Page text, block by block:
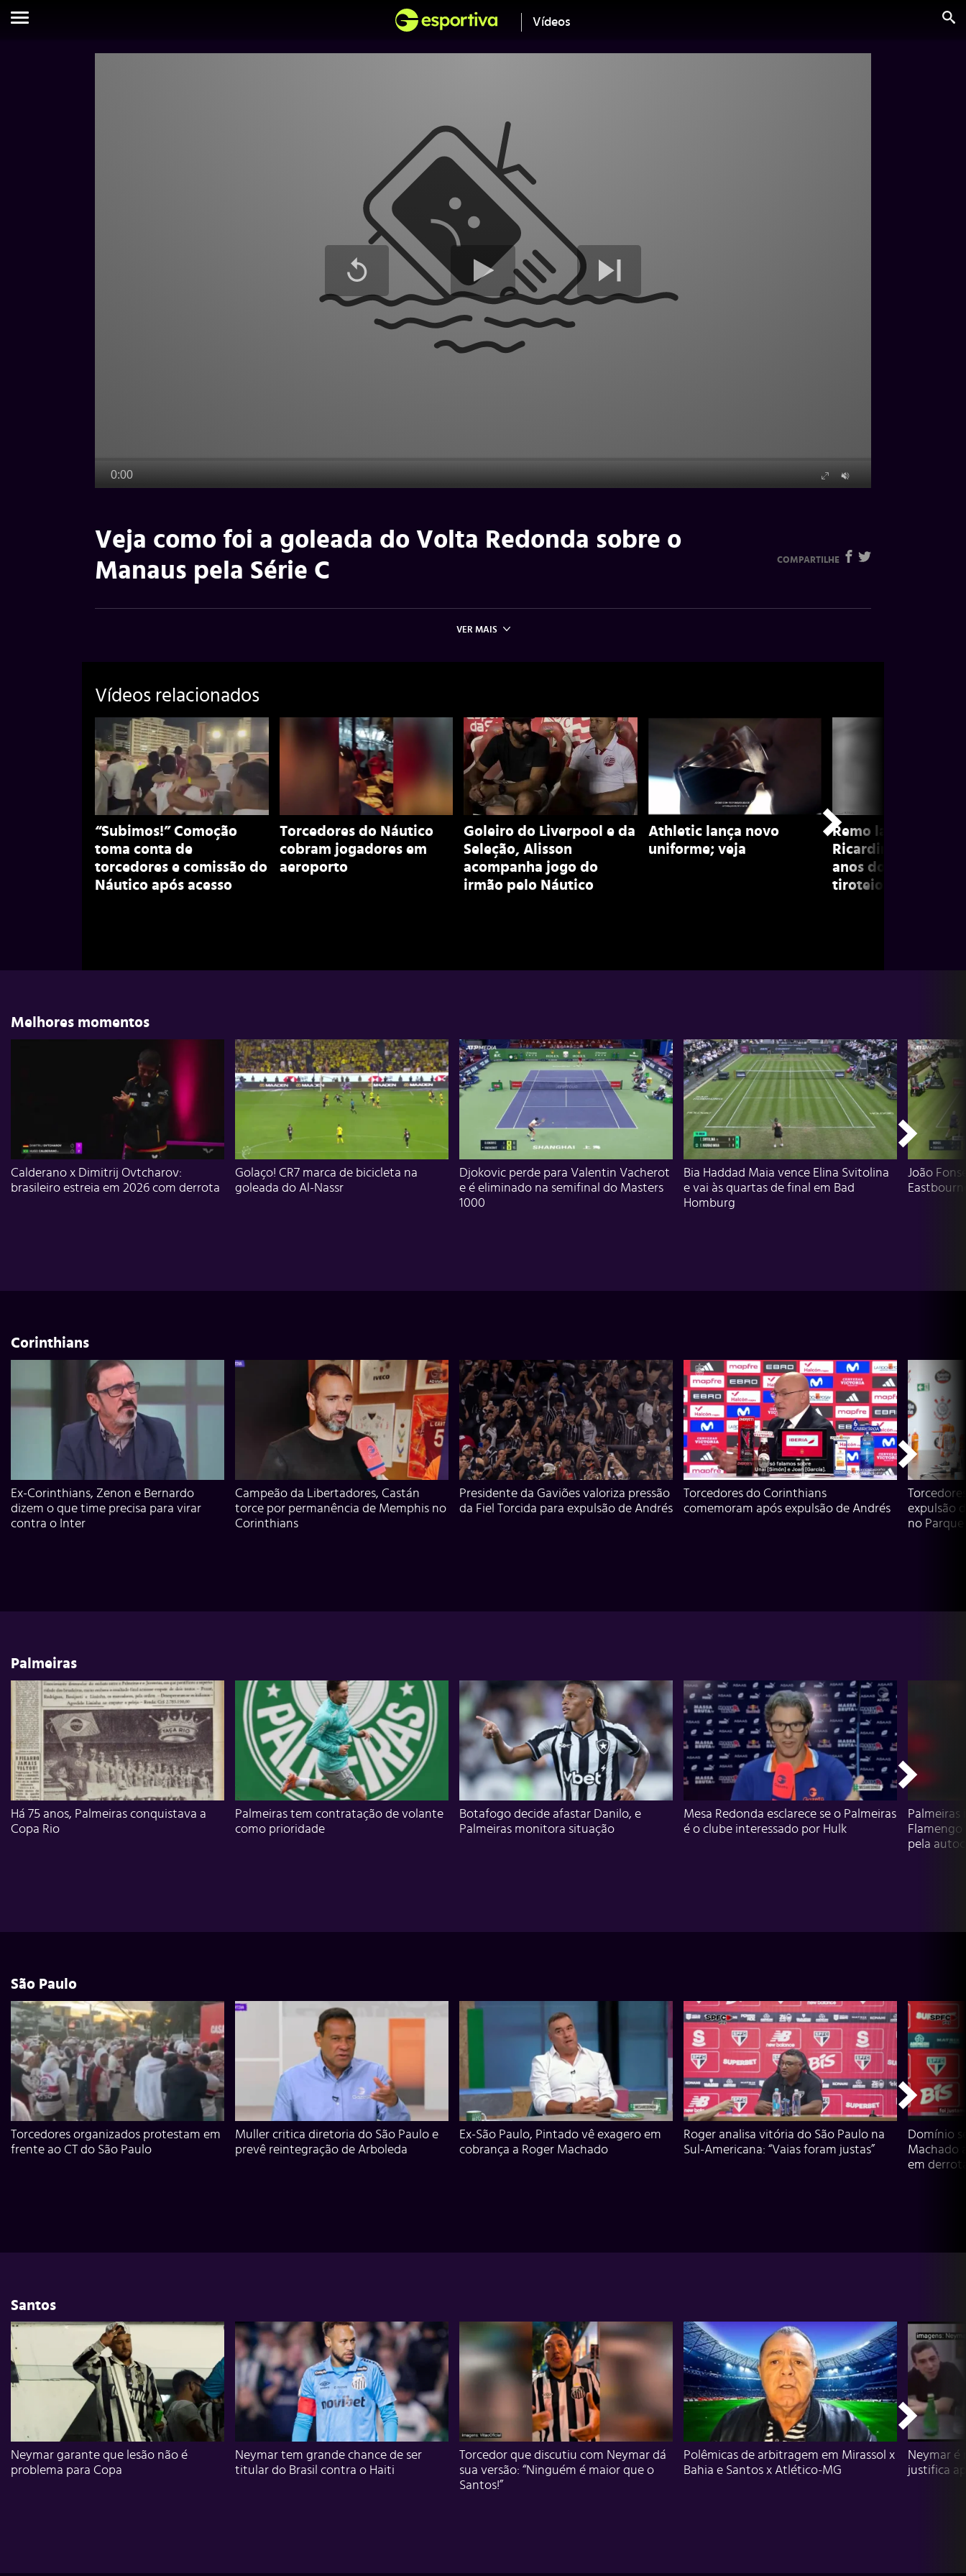
Vídeos
Veja como foi a goleada do Volta Redonda sobre o
Manaus pela Série C
COMPARTILHE
VER MAIS
Vídeos relacionados
“Subimos!” Comoção
toma conta de
torcedores e comissão do
Náutico após acesso
Torcedores do Náutico
cobram jogadores em
aeroporto
Goleiro do Liverpool e da
Seleção, Alisson
acompanha jogo do
irmão pelo Náutico
Athletic lança novo
uniforme; veja
Remo lamenta
Ricardinho, atleta
anos do clube, em
tiroteio; confira!
Melhores momentos
Calderano x Dimitrij Ovtcharov:
brasileiro estreia em 2026 com derrota
Golaço! CR7 marca de bicicleta na
goleada do Al-Nassr
Djokovic perde para Valentin Vacherot
e é eliminado na semifinal do Masters
1000
Bia Haddad Maia vence Elina Svitolina
e vai às quartas de final em Bad
Homburg
João
Corinthians
Ex-Corinthians, Zenon e Bernardo
dizem o que time precisa para virar
contra o Inter
Campeão da Libertadores, Castán
torce por permanência de Memphis no
Corinthians
Presidente da Gaviões valoriza pressão
da Fiel Torcida para expulsão de Andrés
Torcedores do Corinthians
comemoram após expulsão de Andrés
expulsão
no Parque
Palmeiras
Há 75 anos, Palmeiras conquistava a
Copa Rio
Palmeiras tem contratação de volante
como prioridade
Botafogo decide afastar Danilo, e
Palmeiras monitora situação
Mesa Redonda esclarece se o Palmeiras
é o clube interessado por Hulk
Flamengo
pela
São Paulo
Torcedores organizados protestam em
frente ao CT do São Paulo
Muller critica diretoria do São Paulo e
prevê reintegração de Arboleda
Ex-São Paulo, Pintado vê exagero em
cobrança a Roger Machado
Roger analisa vitória do São Paulo na
Sul-Americana: “Vaias foram justas”
Domínio
Machado
em
Santos
Neymar garante que lesão não é
problema para Copa
Neymar tem grande chance de ser
titular do Brasil contra o Haiti
Torcedor que discutiu com Neymar dá
sua versão: “Ninguém é maior que o
Santos!”
Polêmicas de arbitragem em Mirassol x
Bahia e Santos x Atlético-MG
Neymar é
justifica